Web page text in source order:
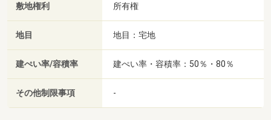
敷地権利 所有権
地目 地目：宅地
建ぺい率/容積率 建ぺい率・容積率：50％・80％
その他制限事項 -